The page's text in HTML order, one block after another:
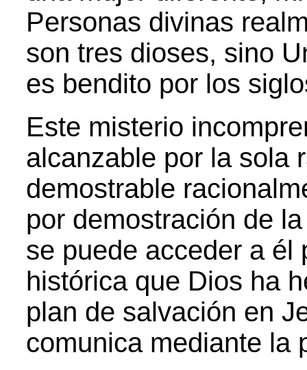
Personas divinas
son tres dioses, sino
es bendito por los
Este misterio
alcanzable por la sola
demostrable
por demostración de
se puede acceder a él
histórica que Dios ha
plan de salvación en
comunica mediante la